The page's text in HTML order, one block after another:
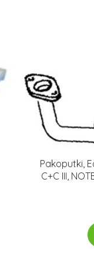
Pakoputki,
C+C III,